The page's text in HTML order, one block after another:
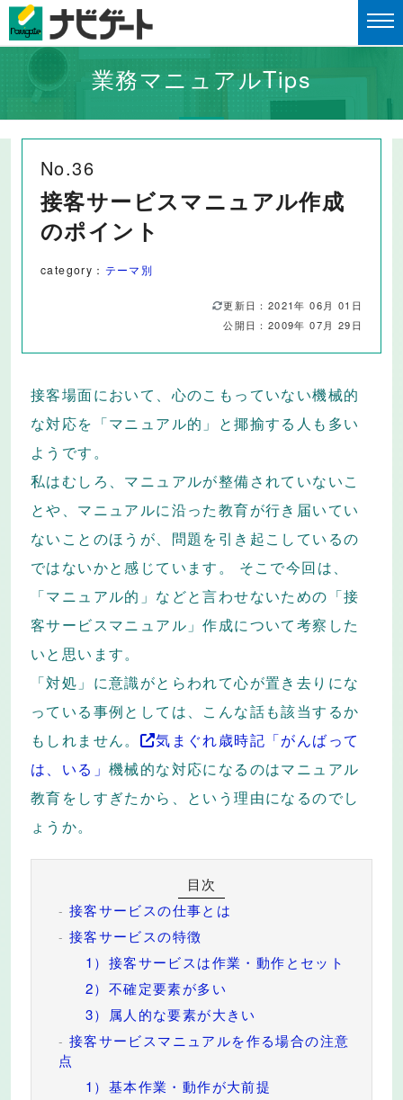
業務マニュアルTips
No.36
接客サービスマニュアル作成
のポイント
category： テーマ別
更新日：2021年 06月 01日
公開日：2009年 07月 29日
接客場面において、心のこもっていない機械的
な対応を「マニュアル的」と揶揄する人も多い
ようです。
私はむしろ、マニュアルが整備されていないこ
とや、マニュアルに沿った教育が行き届いてい
ないことのほうが、問題を引き起こしているの
ではないかと感じています。 そこで今回は、
「マニュアル的」などと言わせないための「接
客サービスマニュアル」作成について考察した
いと思います。
「対処」に意識がとらわれて心が置き去りにな
っている事例としては、こんな話も該当するか
もしれません。
気まぐれ歳時記「がんばって
は、いる」 機械的な対応になるのはマニュアル
教育をしすぎたから、という理由になるのでし
ょうか。
接客サービスの仕事とは
接客サービスの特徴
1）接客サービスは作業・動作とセット
2）不確定要素が多い
3）属人的な要素が大きい
接客サービスマニュアルを作る場合の注意
点
1）基本作業・動作が大前提